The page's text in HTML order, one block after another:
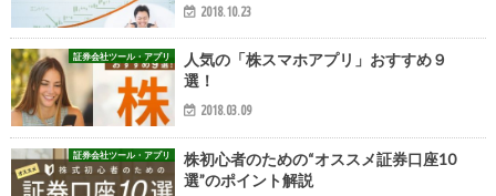
2018.10.23
証券会社ツール・アプリ
人気の「株スマホアプリ」おすすめ９
選！
2018.03.09
証券会社ツール・アプリ
株初心者のための“オススメ証券口座10
選”のポイント解説